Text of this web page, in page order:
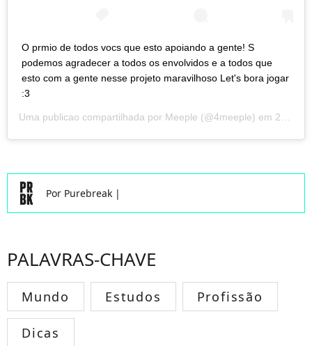
O prmio de todos vocs que esto apoiando a gente! S
podemos agradecer a todos os envolvidos e a todos que
esto com a gente nesse projeto maravilhoso Let's bora jogar
:3
Uma publicao compartilhada por Meeple (@4meeple) em 28 de Fev, 2020 s 10:21 PST
Por Purebreak |
PALAVRAS-CHAVE
Mundo Estudos Profissão
Dicas